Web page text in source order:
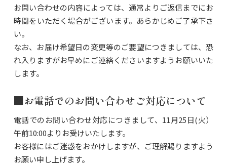
お問い合わせの内容によっては、通常よりご返信までにお
時間をいただく場合がございます。あらかじめご了承下さ
い。
なお、お届け希望日の変更等のご要望につきましては、恐
れ入りますがお早めにご連絡くださいますようお願いいた
します。
■お電話でのお問い合わせご対応について
電話でのお問い合わせ対応につきまして、11月25日(火）
午前10:00よりお受けいたします。
お客様にはご迷惑をおかけしますが、ご理解賜りますよう
お願い申し上げます。